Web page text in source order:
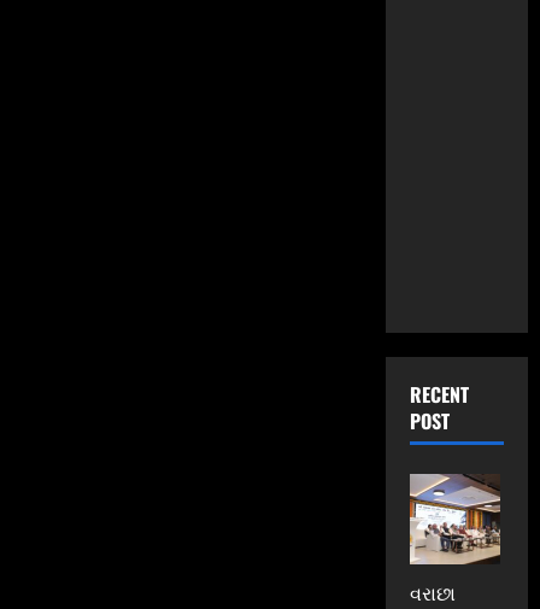
RECENT
POST
વરાછા